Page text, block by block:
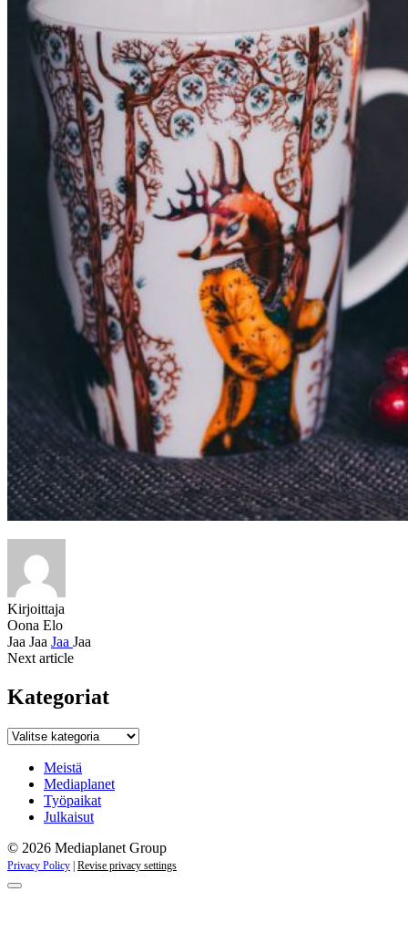
Kirjoittaja
Oona Elo
Jaa Jaa Jaa Jaa
Next article
Kategoriat
Kategoriat
Meistä
Mediaplanet
Työpaikat
Julkaisut
© 2026 Mediaplanet Group
Privacy Policy | Revise privacy settings